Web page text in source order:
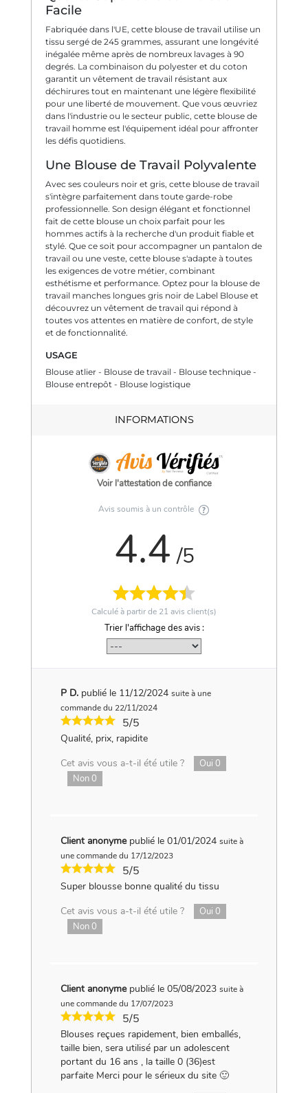
Facile
Fabriquée dans l'UE, cette blouse de travail utilise un
tissu sergé de 245 grammes, assurant une longévité
inégalée même après de nombreux lavages à 90
degrés. La combinaison du polyester et du coton
garantit un vêtement de travail résistant aux
déchirures tout en maintenant une légère flexibilité
pour une liberté de mouvement. Que vous œuvriez
dans l'industrie ou le secteur public, cette blouse de
travail homme est l'équipement idéal pour affronter
les défis quotidiens.
Une Blouse de Travail Polyvalente
Avec ses couleurs noir et gris, cette blouse de travail
s'intègre parfaitement dans toute garde-robe
professionnelle. Son design élégant et fonctionnel
fait de cette blouse un choix parfait pour les
hommes actifs à la recherche d'un produit fiable et
stylé. Que ce soit pour accompagner un pantalon de
travail ou une veste, cette blouse s'adapte à toutes
les exigences de votre métier, combinant
esthétisme et performance. Optez pour la blouse de
travail manches longues gris noir de Label Blouse et
découvrez un vêtement de travail qui répond à
toutes vos attentes en matière de confort, de style
et de fonctionnalité.
USAGE
Blouse atlier - Blouse de travail - Blouse technique -
Blouse entrepôt - Blouse logistique
INFORMATIONS
Voir l'attestation de confiance
Avis soumis à un contrôle
4.4 /5
Calculé à partir de 21 avis client(s)
Trier l'affichage des avis :
P D. publié le 11/12/2024 suite à une
commande du 22/11/2024
5/5
Qualité, prix, rapidite
Cet avis vous a-t-il été utile ?
Oui 0
Non0
Client anonyme publié le 01/01/2024 suite à
une commande du 17/12/2023
5/5
Super blousse bonne qualité du tissu
Cet avis vous a-t-il été utile ?
Oui 0
Non0
Client anonyme publié le 05/08/2023 suite à
une commande du 17/07/2023
5/5
Blouses reçues rapidement, bien emballés,
taille bien, sera utilisé par un adolescent
portant du 16 ans , la taille 0 (36)est
parfaite Merci pour le sérieux du site 🙂